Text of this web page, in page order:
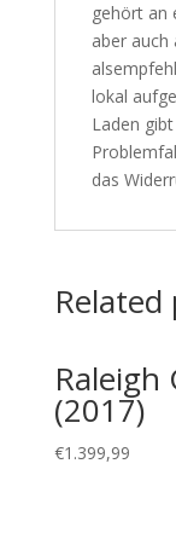
gehört an
aber auch
lokal
Laden
das
Raleigh
(2017)
€1.399,99